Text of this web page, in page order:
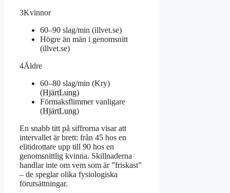
3Kvinnor
60–90 slag/min (illvet.se)
Högre än män i genomsnitt
(illvet.se)
4Äldre
60–80 slag/min (Kry)
(HjärtLung)
Förmaksflimmer vanligare
(HjärtLung)
En snabb titt på siffrorna visar att
intervallet är brett: från 45 hos en
elitidrottare upp till 90 hos en
genomsnittlig kvinna. Skillnaderna
handlar inte om vem som är ”friskast”
– de speglar olika fysiologiska
förutsättningar.